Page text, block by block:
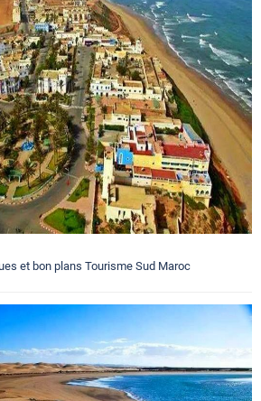
et bon plans Tourisme Sud Maroc